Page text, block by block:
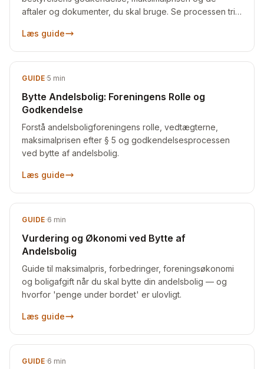
aftaler og dokumenter, du skal bruge. Se processen trin
Læs guide
GUIDE·5 min
Bytte Andelsbolig: Foreningens Rolle og
Godkendelse
Forstå andelsboligforeningens rolle, vedtægterne,
maksimalprisen efter § 5 og godkendelsesprocessen
ved bytte af andelsbolig.
Læs guide
GUIDE·6 min
Vurdering og Økonomi ved Bytte af
Andelsbolig
Guide til maksimalpris, forbedringer, foreningsøkonomi
og boligafgift når du skal bytte din andelsbolig — og
hvorfor 'penge under bordet' er ulovligt.
Læs guide
GUIDE·6 min